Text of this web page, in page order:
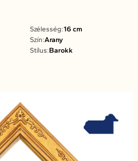
Szélesség:16 cm
Szín:Arany
Stílus:Barokk